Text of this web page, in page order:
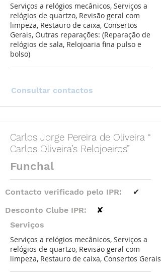
Serviços a relógios mecânicos, Serviços a
relógios de quartzo, Revisão geral com
limpeza, Restauro de caixa, Consertos
Gerais, Outras reparações: (Reparação de
relógios de sala, Relojoaria fina pulso e
bolso)
Consultar contactos
Carlos Jorge Pereira de Oliveira “
Carlos Oliveira’s Relojoeiros”
Funchal
Contacto verificado pelo IPR:
✔
Desconto Clube IPR:
✘
Serviços
Serviços a relógios mecânicos, Serviços a
relógios de quartzo, Revisão geral com
limpeza, Restauro de caixa, Consertos Gerais